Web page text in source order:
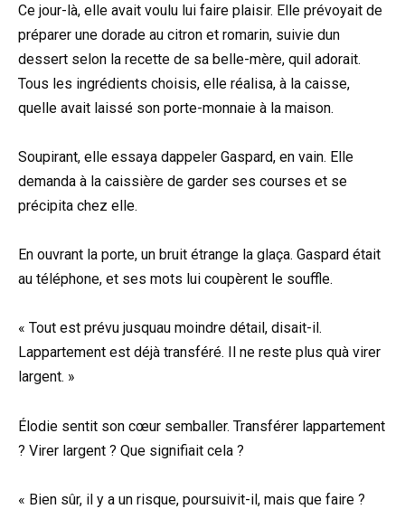
Ce jour-là, elle avait voulu lui faire plaisir. Elle prévoyait de
préparer une dorade au citron et romarin, suivie dun
dessert selon la recette de sa belle-mère, quil adorait.
Tous les ingrédients choisis, elle réalisa, à la caisse,
quelle avait laissé son porte-monnaie à la maison.
Soupirant, elle essaya dappeler Gaspard, en vain. Elle
demanda à la caissière de garder ses courses et se
précipita chez elle.
En ouvrant la porte, un bruit étrange la glaça. Gaspard était
au téléphone, et ses mots lui coupèrent le souffle.
« Tout est prévu jusquau moindre détail, disait-il.
Lappartement est déjà transféré. Il ne reste plus quà virer
largent. »
Élodie sentit son cœur semballer. Transférer lappartement
? Virer largent ? Que signifiait cela ?
« Bien sûr, il y a un risque, poursuivit-il, mais que faire ?